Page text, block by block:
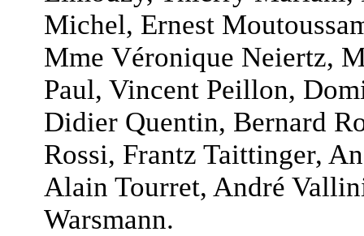
Michel, Ernest
Mme Véronique Neiertz,
Paul, Vincent Peillon,
Didier Quentin, Bernard
Rossi, Frantz Taittinger,
Alain Tourret, André
Warsmann.